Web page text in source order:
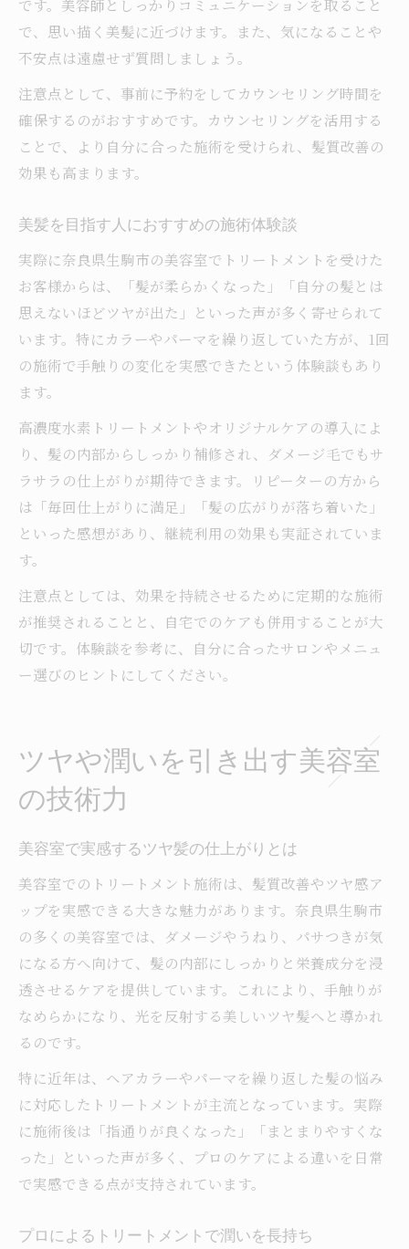
です。美容師としっかりコミュニケーションを取ること
で、思い描く美髪に近づけます。また、気になることや
不安点は遠慮せず質問しましょう。
注意点として、事前に予約をしてカウンセリング時間を
確保するのがおすすめです。カウンセリングを活用する
ことで、より自分に合った施術を受けられ、髪質改善の
効果も高まります。
美髪を目指す人におすすめの施術体験談
実際に奈良県生駒市の美容室でトリートメントを受けた
お客様からは、「髪が柔らかくなった」「自分の髪とは
思えないほどツヤが出た」といった声が多く寄せられて
います。特にカラーやパーマを繰り返していた方が、1回
の施術で手触りの変化を実感できたという体験談もあり
ます。
高濃度水素トリートメントやオリジナルケアの導入によ
り、髪の内部からしっかり補修され、ダメージ毛でもサ
ラサラの仕上がりが期待できます。リピーターの方から
は「毎回仕上がりに満足」「髪の広がりが落ち着いた」
といった感想があり、継続利用の効果も実証されていま
す。
注意点としては、効果を持続させるために定期的な施術
が推奨されることと、自宅でのケアも併用することが大
切です。体験談を参考に、自分に合ったサロンやメニュ
ー選びのヒントにしてください。
ツヤや潤いを引き出す美容室
の技術力
美容室で実感するツヤ髪の仕上がりとは
美容室でのトリートメント施術は、髪質改善やツヤ感ア
ップを実感できる大きな魅力があります。奈良県生駒市
の多くの美容室では、ダメージやうねり、パサつきが気
になる方へ向けて、髪の内部にしっかりと栄養成分を浸
透させるケアを提供しています。これにより、手触りが
なめらかになり、光を反射する美しいツヤ髪へと導かれ
るのです。
特に近年は、ヘアカラーやパーマを繰り返した髪の悩み
に対応したトリートメントが主流となっています。実際
に施術後は「指通りが良くなった」「まとまりやすくな
った」といった声が多く、プロのケアによる違いを日常
で実感できる点が支持されています。
プロによるトリートメントで潤いを長持ち